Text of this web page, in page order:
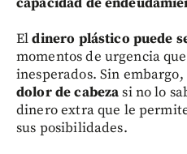
Eldinero plástico puede
momentos de urgencia
inesperados. Sin embargo,
dolor de cabezasi no lo
dinero extra que le
sus posibilidades.